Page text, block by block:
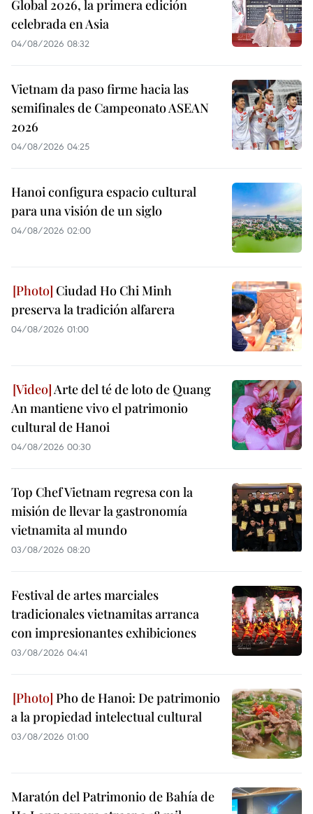
Global 2026, la primera edición
celebrada en Asia
04/08/2026 08:32
Vietnam da paso firme hacia las
semifinales de Campeonato ASEAN
2026
04/08/2026 04:25
Hanoi configura espacio cultural
para una visión de un siglo
04/08/2026 02:00
Ciudad Ho Chi Minh
preserva la tradición alfarera
04/08/2026 01:00
Arte del té de loto de Quang
An mantiene vivo el patrimonio
cultural de Hanoi
04/08/2026 00:30
Top Chef Vietnam regresa con la
misión de llevar la gastronomía
vietnamita al mundo
03/08/2026 08:20
Festival de artes marciales
tradicionales vietnamitas arranca
con impresionantes exhibiciones
03/08/2026 04:41
Pho de Hanoi: De patrimonio
a la propiedad intelectual cultural
03/08/2026 01:00
Maratón del Patrimonio de Bahía de